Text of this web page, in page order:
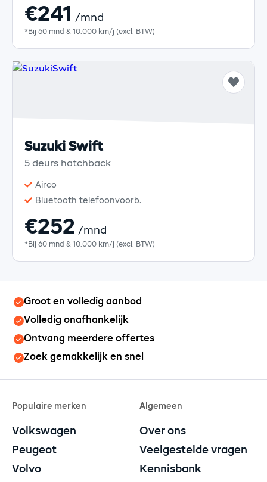
€241 /mnd
*Bij 60 mnd & 10.000 km/j (excl. BTW)
Suzuki Swift
5 deurs hatchback
Airco
Bluetooth telefoonvoorb.
€252 /mnd
*Bij 60 mnd & 10.000 km/j (excl. BTW)
Groot en volledig aanbod
Volledig onafhankelijk
Ontvang meerdere offertes
Zoek gemakkelijk en snel
Populaire merken
Volkswagen
Peugeot
Volvo
Algemeen
Over ons
Veelgestelde vragen
Kennisbank